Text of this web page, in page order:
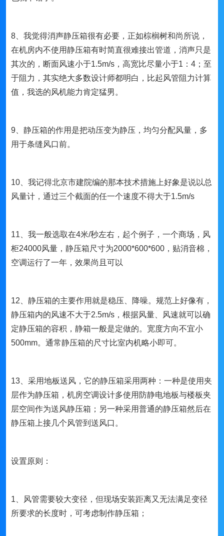
8、我觉得消声静压箱很有必要，正如棕榈树和尚所说，
在机房内不使用静压箱有时简直很难接出管道，消声只是
其次的，断面风速小于1.5m/s，高宽比尽量小于1：4；至
于阻力，其实绝大多数设计师都明白，比起风管阻力计算
值，我选的风机能力肯定猛男。
9、静压箱的作用是把动压变为静压，均匀分配风量，多
用于条缝风口前。
10、我记得北京市建院编的那本技术措施上好象是说以总
风量计，通过三个截面的任一个速度不得大于1.5m/s
11、我一般选取在4米/秒左右，起个例子，一个商场，风
柜24000风量，静压箱尺寸为2000*600*600，贴消音棉，
空调运行了一年，效果尚且可以
12、静压箱的主要作用就是稳压、降噪。规范上好像有，
静压箱内的风速不大于2.5m/s，根据风量、风速就可以确
定静压箱的容积，静箱一般是定做的。宽度方向不宜小
500mm。通常静压箱的尺寸比室内机略小即可。
13、采用地板送风，它的静压箱采用两种：一种是使用夹
层作为静压箱，机房空调设计多使用防静电地板与楼板夹
层空间作为送风静压箱；另一种采用普通的静压箱然后在
静压箱上接几个风管到送风口。
设置原则：
1、风管需要较大变径，但现场安装距离又无法满足变径
所要求的长度时，可考虑制作静压箱；